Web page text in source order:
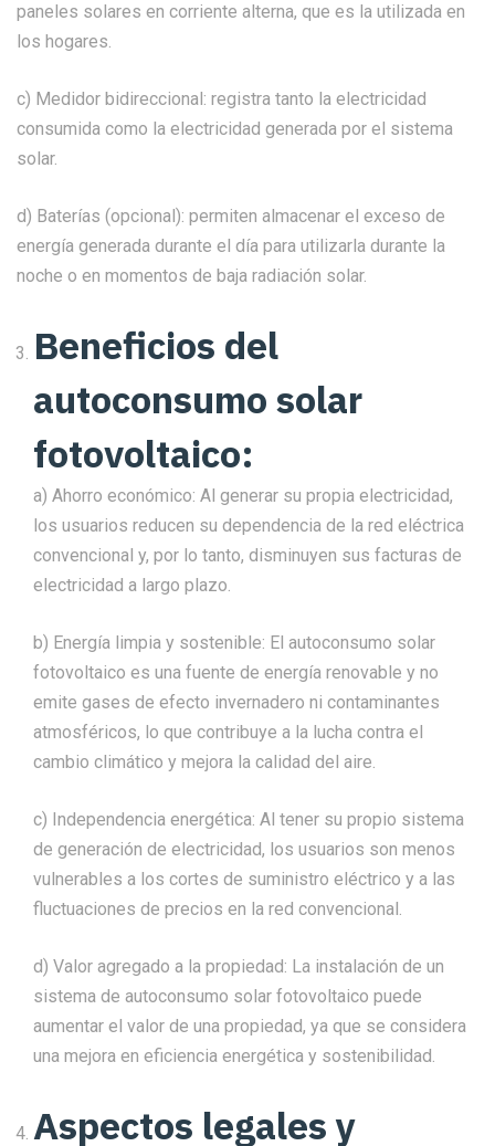
paneles solares en corriente alterna, que es la utilizada en
los hogares.
c) Medidor bidireccional: registra tanto la electricidad
consumida como la electricidad generada por el sistema
solar.
d) Baterías (opcional): permiten almacenar el exceso de
energía generada durante el día para utilizarla durante la
noche o en momentos de baja radiación solar.
Beneficios del
autoconsumo solar
fotovoltaico:
a) Ahorro económico: Al generar su propia electricidad,
los usuarios reducen su dependencia de la red eléctrica
convencional y, por lo tanto, disminuyen sus facturas de
electricidad a largo plazo.
b) Energía limpia y sostenible: El autoconsumo solar
fotovoltaico es una fuente de energía renovable y no
emite gases de efecto invernadero ni contaminantes
atmosféricos, lo que contribuye a la lucha contra el
cambio climático y mejora la calidad del aire.
c) Independencia energética: Al tener su propio sistema
de generación de electricidad, los usuarios son menos
vulnerables a los cortes de suministro eléctrico y a las
fluctuaciones de precios en la red convencional.
d) Valor agregado a la propiedad: La instalación de un
sistema de autoconsumo solar fotovoltaico puede
aumentar el valor de una propiedad, ya que se considera
una mejora en eficiencia energética y sostenibilidad.
Aspectos legales y